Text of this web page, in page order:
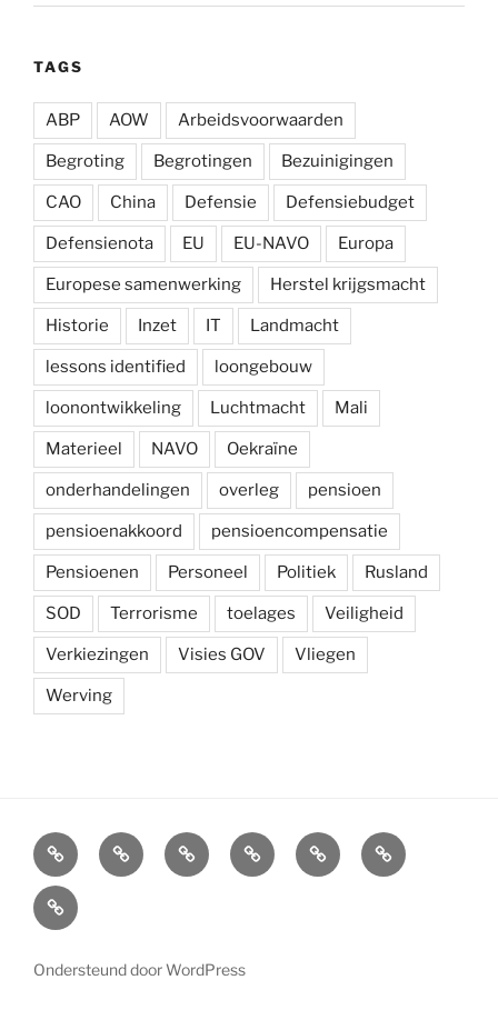
TAGS
ABP AOW Arbeidsvoorwaarden
Begroting Begrotingen Bezuinigingen
CAO China Defensie Defensiebudget
Defensienota EU EU-NAVO Europa
Europese samenwerking Herstel krijgsmacht
Historie Inzet IT Landmacht
lessons identified loongebouw
loonontwikkeling Luchtmacht Mali
Materieel NAVO Oekraïne
onderhandelingen overleg pensioen
pensioenakkoord pensioencompensatie
Pensioenen Personeel Politiek Rusland
SOD Terrorisme toelages Veiligheid
Verkiezingen Visies GOV Vliegen
Werving
Arbeidsvoorwaarden
Carré
Onze
krijgsmacht
Ledenvoordelen
AfdelingenSymposium
Carré
Overzicht
Ondersteund door WordPress